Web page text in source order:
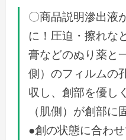
〇商品説明滲出液
に！圧迫・擦れな
膏などのぬり薬と
側）のフィルムの
収し、創部を優し
（肌側）が創部に
●創の状態に合わ